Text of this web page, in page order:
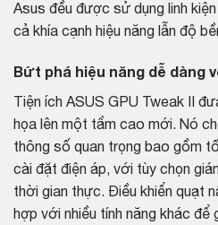
Asus đều được sử dụng linh
cả khía cạnh hiệu năng lẫn độ
Bứt phá hiệu năng dễ dàng
Tiện ích ASUS GPU Tweak II
họa lên một tầm cao mới. Nó
thông số quan trọng bao gồm
cài đặt điện áp, với tùy chọn
thời gian thực. Điều khiển quạt
hợp với nhiều tính năng khác để